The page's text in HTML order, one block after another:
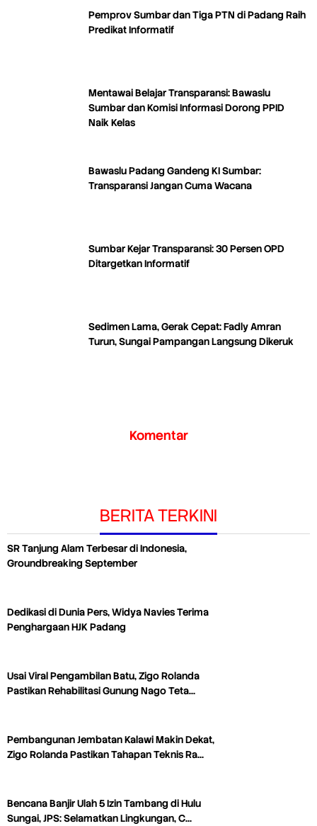
Pemprov Sumbar dan Tiga PTN di Padang Raih
Predikat Informatif
Mentawai Belajar Transparansi: Bawaslu
Sumbar dan Komisi Informasi Dorong PPID
Naik Kelas
Bawaslu Padang Gandeng KI Sumbar:
Transparansi Jangan Cuma Wacana
Sumbar Kejar Transparansi: 30 Persen OPD
Ditargetkan Informatif
Sedimen Lama, Gerak Cepat: Fadly Amran
Turun, Sungai Pampangan Langsung Dikeruk
Komentar
BERITA TERKINI
SR Tanjung Alam Terbesar di Indonesia,
Groundbreaking September
Dedikasi di Dunia Pers, Widya Navies Terima
Penghargaan HJK Padang
Usai Viral Pengambilan Batu, Zigo Rolanda
Pastikan Rehabilitasi Gunung Nago Teta…
Pembangunan Jembatan Kalawi Makin Dekat,
Zigo Rolanda Pastikan Tahapan Teknis Ra…
Bencana Banjir Ulah 5 Izin Tambang di Hulu
Sungai, JPS: Selamatkan Lingkungan, C…